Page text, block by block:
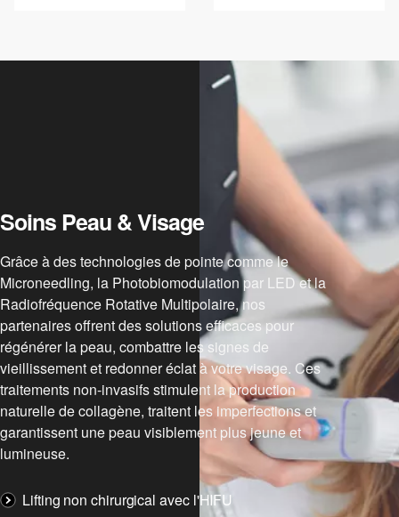
Soins Peau & Visage
Grâce à des technologies de pointe comme le
Microneedling, la Photobiomodulation par LED et la
Radiofréquence Rotative Multipolaire, nos
partenaires offrent des solutions efficaces pour
régénérer la peau, combattre les signes de
vieillissement et redonner éclat à votre visage. Ces
traitements non-invasifs stimulent la production
naturelle de collagène, traitent les imperfections et
garantissent une peau visiblement plus jeune et
lumineuse.
Lifting non chirurgical avec l'HIFU